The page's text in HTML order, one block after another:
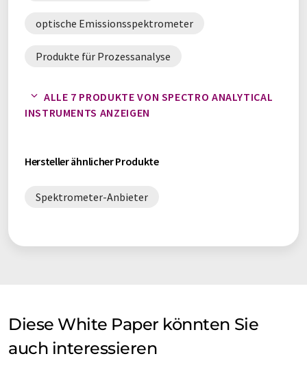
optische Emissionsspektrometer
Produkte für Prozessanalyse
ALLE 7 PRODUKTE VON SPECTRO ANALYTICAL
INSTRUMENTS ANZEIGEN
Hersteller ähnlicher Produkte
Spektrometer-Anbieter
Diese White Paper könnten Sie
auch interessieren